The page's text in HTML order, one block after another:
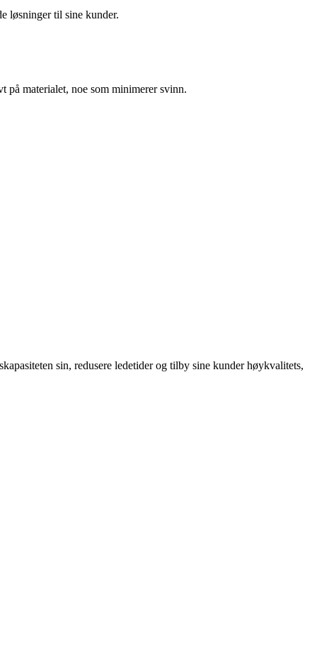
løsninger til sine kunder.
på materialet, noe som minimerer svinn.
sin, redusere ledetider og tilby sine kunder høykvalitets,